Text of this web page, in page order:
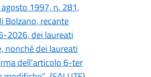
1997, n. 281,
Bolzano, recante
2026, dei laureati
nonché dei laureati
dell’articolo 6-ter